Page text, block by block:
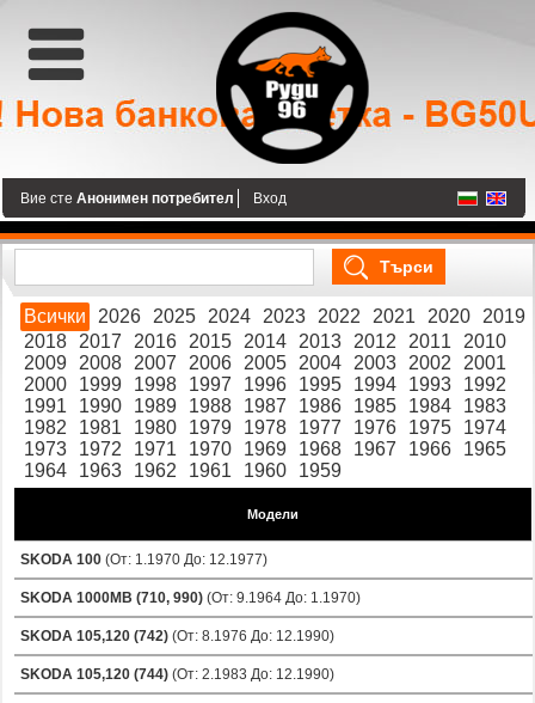
Вие сте Анонимен потребител Вход
Всички 2026 2025 2024 2023 2022 2021 2020
2019
2018
2017 2016 2015 2014 2013 2012 2011
2010
2009
2008 2007 2006 2005 2004 2003 2002
2001
2000
1999 1998 1997 1996 1995 1994 1993
1992
1991
1990 1989 1988 1987 1986 1985 1984
1983
1982
1981 1980 1979 1978 1977 1976 1975
1974
1973
1972 1971 1970 1969 1968 1967 1966
1965
1964
1963 1962 1961 1960 1959
Модели
SKODA 100(От: 1.1970 До: 12.1977)
SKODA 1000MB (710, 990)(От: 9.1964 До: 1.1970)
SKODA 105,120 (742)(От: 8.1976 До: 12.1990)
SKODA 105,120 (744)(От: 2.1983 До: 12.1990)